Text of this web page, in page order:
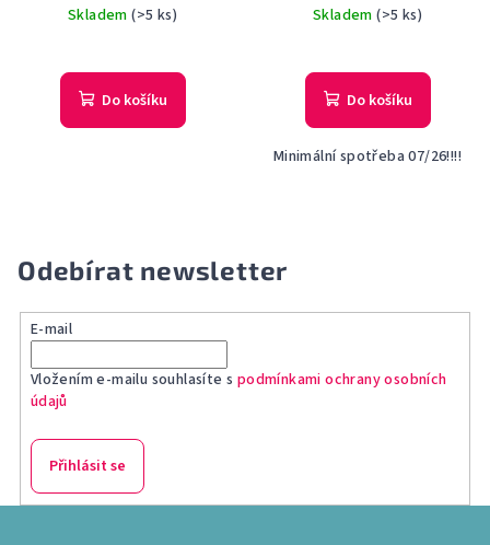
Skladem(>5 ks)
Do košíku
Skladem(>5 ks)
Do košíku
Minimální spotřeba 07/26!!!!
Odebírat newsletter
E-mail
Vložením e-mailu souhlasíte s podmínkami ochrany osobních
údajů
Přihlásit se